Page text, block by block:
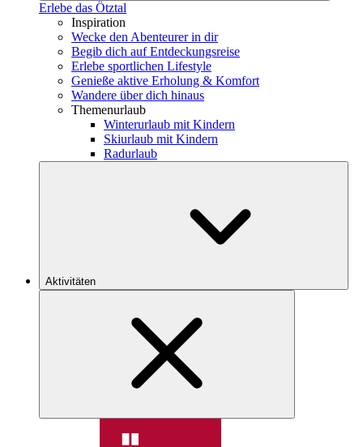
Erlebe das Ötztal
Inspiration
Wecke den Abenteurer in dir
Begib dich auf Entdeckungsreise
Erlebe sportlichen Lifestyle
Genieße aktive Erholung & Komfort
Wandere über dich hinaus
Themenurlaub
Winterurlaub mit Kindern
Skiurlaub mit Kindern
Radurlaub
Aktivitäten